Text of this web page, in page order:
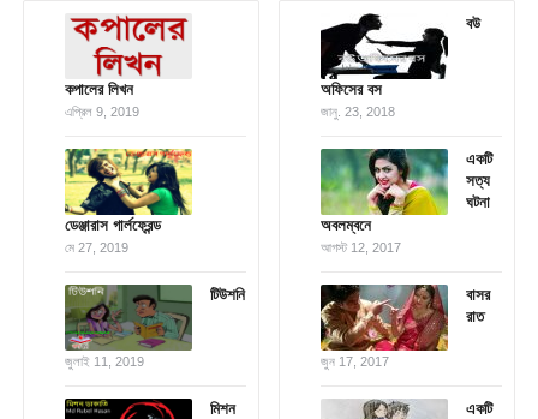
কপালের লিখন
এপ্রিল 9, 2019
ডেঞ্জারাস গার্লফ্রেন্ড
মে 27, 2019
টিউশনি
জুলাই 11, 2019
মিশন
বউ
অফিসের বস
জানু. 23, 2018
একটি
সত্য
ঘটনা
অবলম্বনে
আগস্ট 12, 2017
বাসর
রাত
জুন 17, 2017
একটি